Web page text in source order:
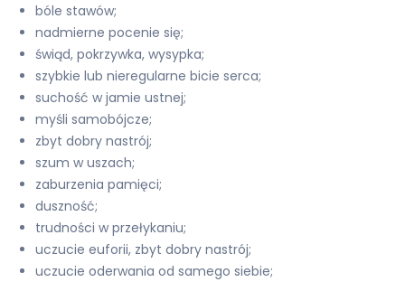
bóle stawów;
nadmierne pocenie się;
świąd, pokrzywka, wysypka;
szybkie lub nieregularne bicie serca;
suchość w jamie ustnej;
myśli samobójcze;
zbyt dobry nastrój;
szum w uszach;
zaburzenia pamięci;
duszność;
trudności w przełykaniu;
uczucie euforii, zbyt dobry nastrój;
uczucie oderwania od samego siebie;